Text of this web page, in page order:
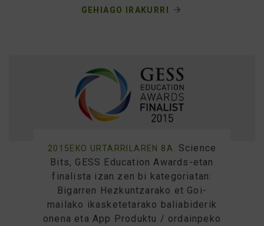
GEHIAGO IRAKURRI
2015EKO URTARRILAREN 8A. Science
Bits, GESS Education Awards-etan
finalista izan zen bi kategoriatan:
Bigarren Hezkuntzarako et Goi-
mailako ikasketetarako baliabiderik
onena eta App Produktu / ordainpeko